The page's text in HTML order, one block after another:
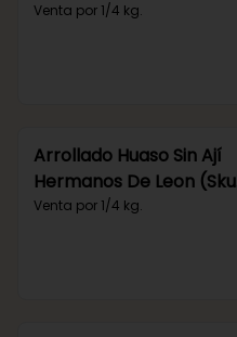
Venta por 1/4 kg.
Arrollado Huaso Sin Ají
Hermanos De Leon (Sku
307)
Venta por 1/4 kg.